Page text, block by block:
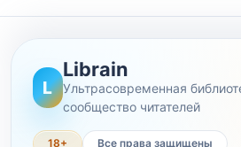
L
Librain
Ультрасовременная
сообщество читателей
18+ Все права защищены